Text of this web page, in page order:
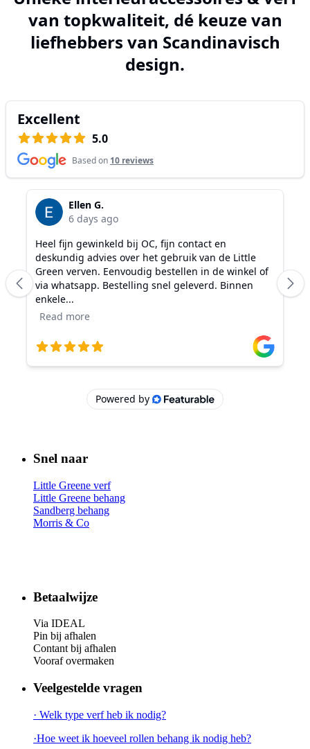
Snel naar
Little Greene verf
Little Greene behang
Sandberg behang
Morris & Co
Betaalwijze
Via IDEAL
Pin bij afhalen
Contant bij afhalen
Vooraf overmaken
Veelgestelde vragen
· Welk type verf heb ik nodig?
·Hoe weet ik hoeveel rollen behang ik nodig heb?